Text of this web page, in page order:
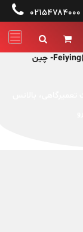
 ۰۲۱۵۴۷۸۴۰۰۰

